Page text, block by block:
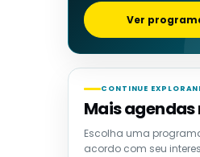
Ver
CONTINUE
Mais agendas
Escolha uma
acordo com seu